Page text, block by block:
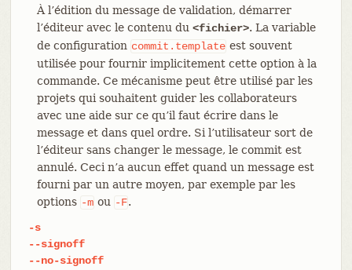
À l’édition du message de validation, démarrer
l’éditeur avec le contenu du <fichier>. La variable
de configuration commit.template est souvent
utilisée pour fournir implicitement cette option à la
commande. Ce mécanisme peut être utilisé par les
projets qui souhaitent guider les collaborateurs
avec une aide sur ce qu’il faut écrire dans le
message et dans quel ordre. Si l’utilisateur sort de
l’éditeur sans changer le message, le commit est
annulé. Ceci n’a aucun effet quand un message est
fourni par un autre moyen, par exemple par les
options -m ou -F.
-s
--signoff
--no-signoff